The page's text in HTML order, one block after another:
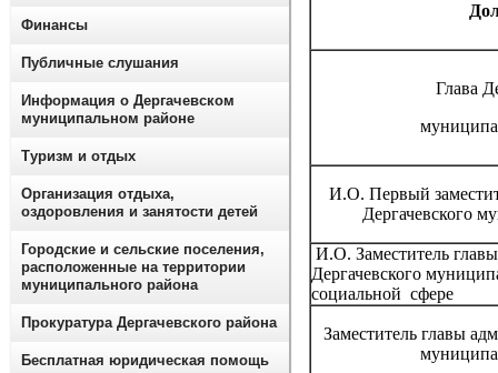
Глава
И.О. Первый
Дергачевского
И.О. Заместитель
Дергачевского
социальной сфере
Заместитель главы
Финансы
Публичные слушания
Информация о Дергачевском
муниципальном районе
Туризм и отдых
Организация отдыха,
оздоровления и занятости детей
Городские и сельские поселения,
расположенные на территории
муниципального района
Прокуратура Дергачевского района
Бесплатная юридическая помощь